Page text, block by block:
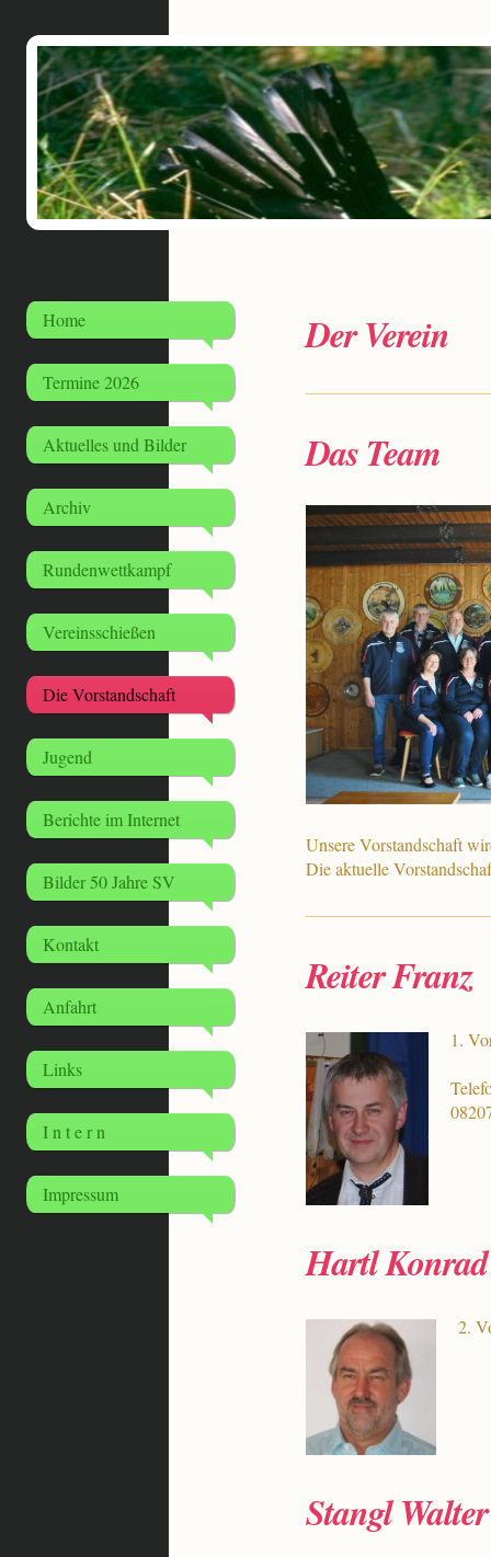
Home
Termine 2026
Aktuelles und Bilder
Archiv
Rundenwettkampf
Vereinsschießen
Die Vorstandschaft
Jugend
Berichte im Internet
Bilder 50 Jahre SV
Kontakt
Anfahrt
Links
I n t e r n
Impressum
Der Verein
Das Team
Unsere Vorstandschaft
Die aktuelle
Reiter Franz
1.
Hartl Konrad
2.
Stangl Walter